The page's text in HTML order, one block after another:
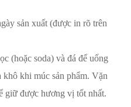
sản xuất (được in rõ trên
(hoặc soda) và đá để uống
khi múc sản phẩm. Vặn
giữ được hương vị tốt nhất.